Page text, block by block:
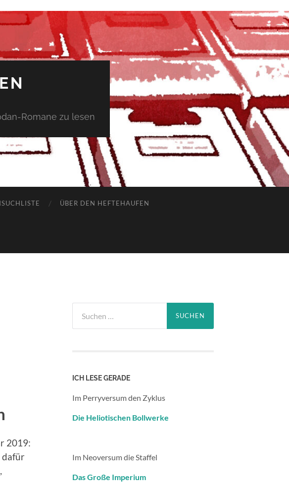
Romane zu lesen
ÜBER DEN HEFTEHAUFEN
2019:
dafür
nach:
ICH LESE GERADE
Im Perryversum den Zyklus
Die Heliotischen Bollwerke
Im Neoversum die Staffel
Das Große Imperium